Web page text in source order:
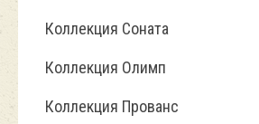
Коллекция Соната
Коллекция Олимп
Коллекция Прованс